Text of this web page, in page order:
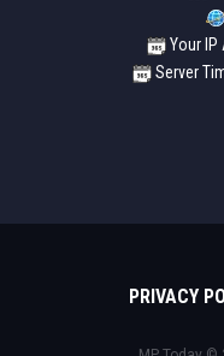
Your IP
Server
PRIVACY